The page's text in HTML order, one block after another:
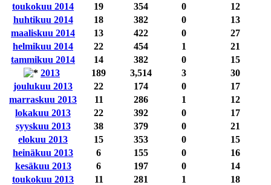
toukokuu 2014
19 354 0
12
huhtikuu 2014
18 382 0
13
maaliskuu 2014
13 422 0
27
helmikuu 2014
22 454 1
21
tammikuu 2014
14 382 0
15
2013
189 3,514 3
30
joulukuu 2013
22 174 0
17
marraskuu 2013
11 286 1
12
lokakuu 2013
22 392 0
17
syyskuu 2013
38 379 0
21
elokuu 2013
15 353 0
15
heinäkuu 2013
6 155 0
16
kesäkuu 2013
6 197 0
14
toukokuu 2013
11 281 1
18